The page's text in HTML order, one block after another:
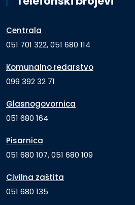
Centrala
051 701 322, 051 680 114
Komunalno redarstvo
099 392 32 71
Glasnogovornica
051 680 164
Pisarnica
051 680 107, 051 680 109
Civilna zaštita
051 680 135